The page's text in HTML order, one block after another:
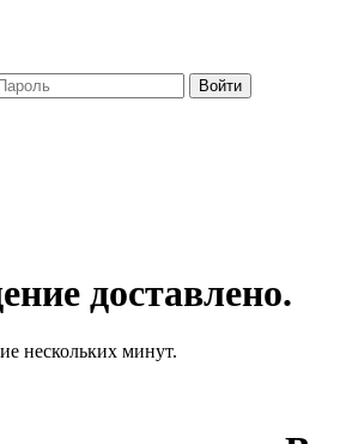
доставлено.
нескольких минут.